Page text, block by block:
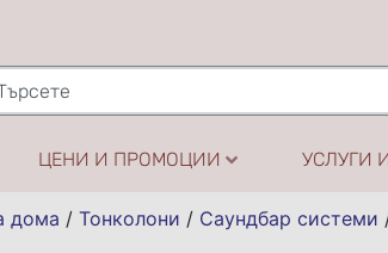
ЦЕНИ И ПРОМОЦИИ УСЛУГИ
дома / Тонколони / Саундбар системи